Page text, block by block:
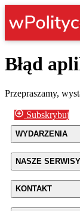
Błąd
Przepraszamy,
Subskrybuj
WYDARZENIA
NASZE SERWISY
KONTAKT